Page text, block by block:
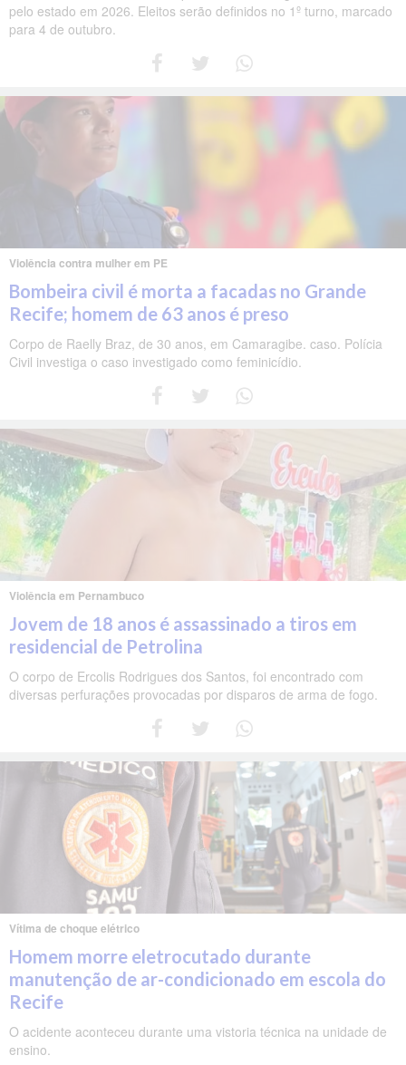
pelo estado em 2026. Eleitos serão definidos no 1º turno, marcado
para 4 de outubro.
Violência contra mulher em PE
Bombeira civil é morta a facadas no Grande
Recife; homem de 63 anos é preso
Corpo de Raelly Braz, de 30 anos, em Camaragibe. caso. Polícia
Civil investiga o caso investigado como feminicídio.
Violência em Pernambuco
Jovem de 18 anos é assassinado a tiros em
residencial de Petrolina
O corpo de Ercolis Rodrigues dos Santos, foi encontrado com
diversas perfurações provocadas por disparos de arma de fogo.
Vítima de choque elétrico
Homem morre eletrocutado durante
manutenção de ar-condicionado em escola do
Recife
O acidente aconteceu durante uma vistoria técnica na unidade de
ensino.